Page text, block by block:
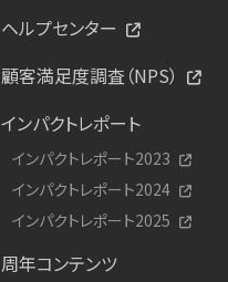
ヘルプセンター
顧客満足度調査（NPS）
インパクトレポート
インパクトレポート2023
インパクトレポート2024
インパクトレポート2025
周年コンテンツ